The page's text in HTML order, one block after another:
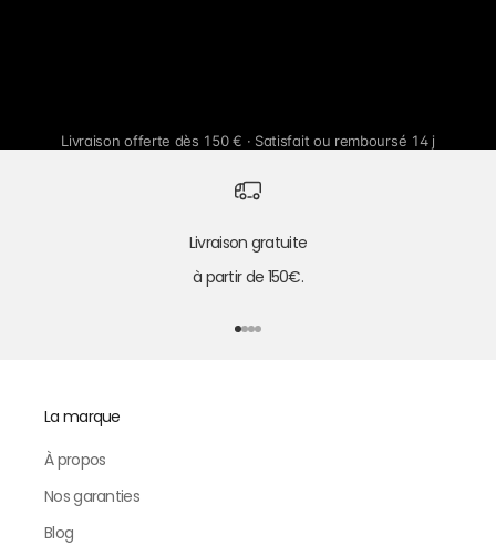
Livraison offerte dès 150 € · Satisfait ou remboursé 14 j
Livraison gratuite
à partir de 150€.
Aller à l'élément 1
Aller à l'élément 2
Aller à l'élément 3
Aller à l'élément 4
La marque
À propos
Nos garanties
Blog